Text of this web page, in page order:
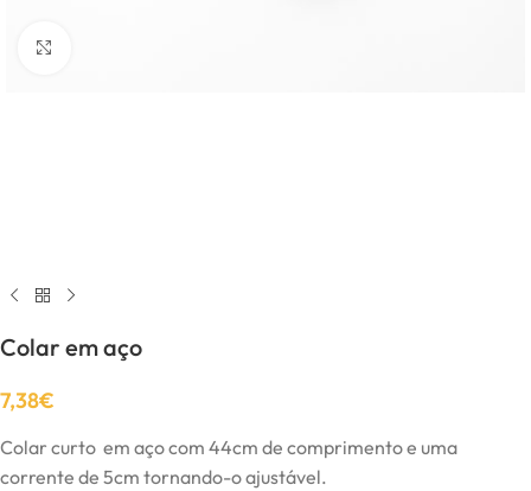
Colar em aço
7,38€
Colar curto em aço com 44cm de comprimento e uma
corrente de 5cm tornando-o ajustável.